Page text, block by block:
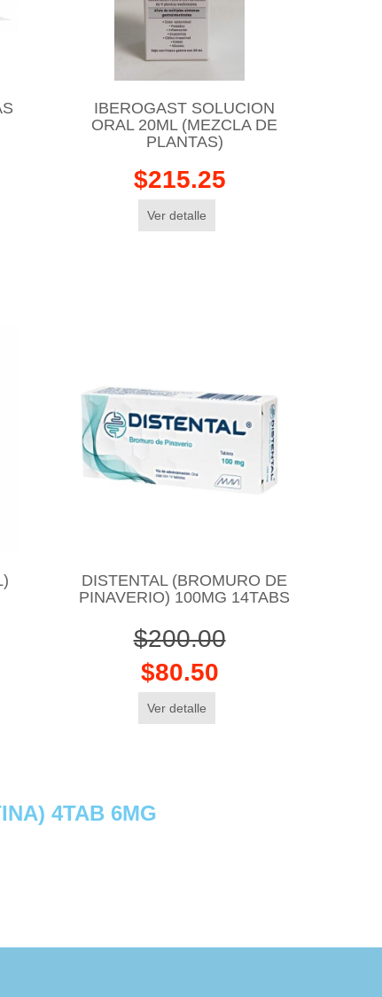
IBEROGAST SOLUCION
ORAL 20ML (MEZCLA DE
PLANTAS)
$215.25
Ver detalle
DISTENTAL (BROMURO DE
PINAVERIO) 100MG 14TABS
$200.00
$80.50
Ver detalle
4TAB 6MG